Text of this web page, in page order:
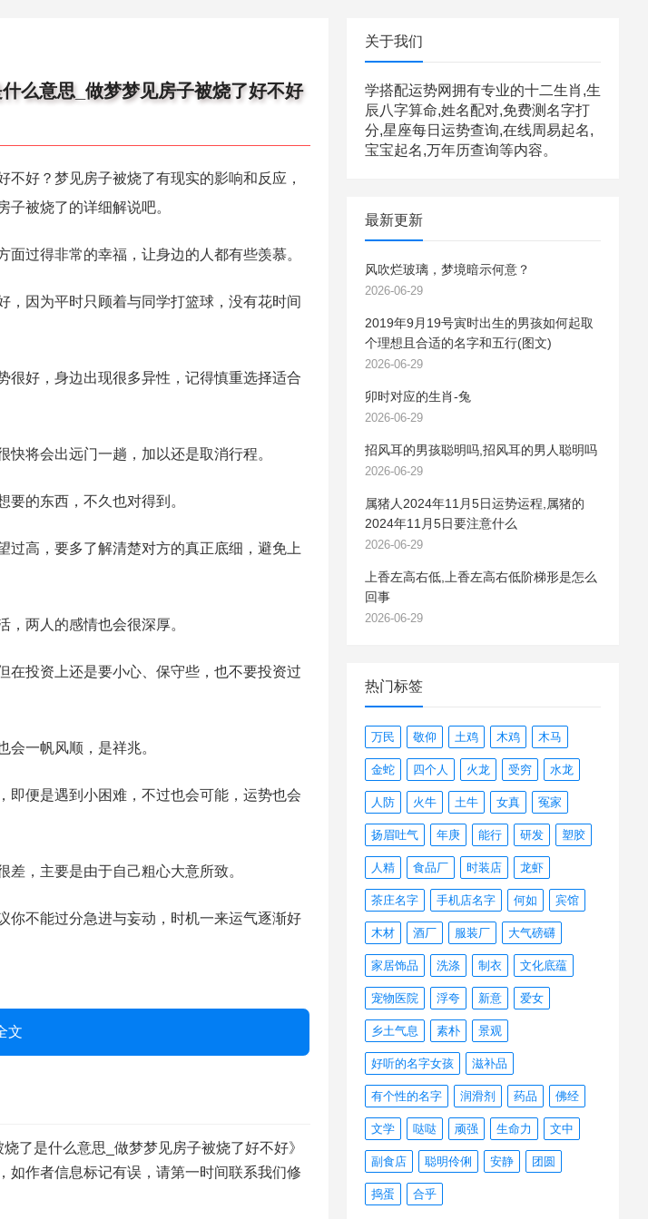
么意思_做梦梦见房子被烧了好不好
好？梦见房子被烧了有现实的影响和反应，
被烧了的详细解说吧。
过得非常的幸福，让身边的人都有些羡慕。
因为平时只顾着与同学打篮球，没有花时间
好，身边出现很多异性，记得慎重选择适合
将会出远门一趟，加以还是取消行程。
的东西，不久也对得到。
高，要多了解清楚对方的真正底细，避免上
两人的感情也会很深厚。
投资上还是要小心、保守些，也不要投资过
一帆风顺，是祥兆。
便是遇到小困难，不过也会可能，运势也会
，主要是由于自己粗心大意所致。
不能过分急进与妄动，时机一来运气逐渐好
文
了是什么意思_做梦梦见房子被烧了好不好》
如作者信息标记有误，请第一时间联系我们修
关于我们
学搭配运势网拥有专业的十二生肖,生
辰八字算命,姓名配对,免费测名字打
分,星座每日运势查询,在线周易起名,
宝宝起名,万年历查询等内容。
最新更新
风吹烂玻璃，梦境暗示何意？
2026-06-29
2019年9月19号寅时出生的男孩如何起取
个理想且合适的名字和五行(图文)
2026-06-29
卯时对应的生肖-兔
2026-06-29
招风耳的男孩聪明吗,招风耳的男人聪明吗
2026-06-29
属猪人2024年11月5日运势运程,属猪的
2024年11月5日要注意什么
2026-06-29
上香左高右低,上香左高右低阶梯形是怎么
回事
2026-06-29
热门标签
万民 敬仰 土鸡 木鸡 木马
金蛇 四个人 火龙 受穷 水龙
人防 火牛 土牛 女真 冤家
扬眉吐气 年庚 能行 研发 塑胶
人精 食品厂 时装店 龙虾
茶庄名字 手机店名字 何如 宾馆
木材 酒厂 服装厂 大气磅礴
家居饰品 洗涤 制衣 文化底蕴
宠物医院 浮夸 新意 爱女
乡土气息 素朴 景观
好听的名字女孩 滋补品
有个性的名字 润滑剂 药品 佛经
文学 哒哒 顽强 生命力 文中
副食店 聪明伶俐 安静 团圆
捣蛋 合乎